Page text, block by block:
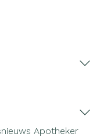
Apotheker